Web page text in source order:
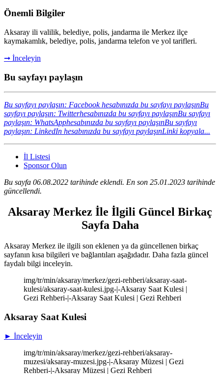
Önemli Bilgiler
Aksaray ili valilik, belediye, polis, jandarma ile Merkez ilçe
kaymakamlık, belediye, polis, jandarma telefon ve yol tarifleri.
➞ İnceleyin
Bu sayfayı paylaşın
Bu sayfayı paylaşın: Facebook hesabınızda bu sayfayı paylaşınBu
sayfayı paylaşın: Twitterhesabınızda bu sayfayı paylaşınBu sayfayı
paylaşın: WhatsApphesabınızda bu sayfayı paylaşınBu sayfayı
paylaşın: LinkedIn hesabınızda bu sayfayı paylaşınLinki kopyala...
İl Listesi
Sponsor Olun
Bu sayfa 06.08.2022 tarihinde eklendi. En son 25.01.2023 tarihinde
güncellendi.
Aksaray Merkez İle İlgili Güncel Birkaç
Sayfa Daha
Aksaray Merkez ile ilgili son eklenen ya da güncellenen birkaç
sayfanın kısa bilgileri ve bağlantıları aşağıdadır. Daha fazla güncel
faydalı bilgi inceleyin.
img/tr/min/aksaray/merkez/gezi-rehberi/aksaray-saat-
kulesi/aksaray-saat-kulesi.jpg-|-Aksaray Saat Kulesi |
Gezi Rehberi-|-Aksaray Saat Kulesi | Gezi Rehberi
Aksaray Saat Kulesi
► İnceleyin
img/tr/min/aksaray/merkez/gezi-rehberi/aksaray-
muzesi/aksaray-muzesi.jpg-|-Aksaray Müzesi | Gezi
Rehberi-|-Aksaray Müzesi | Gezi Rehberi